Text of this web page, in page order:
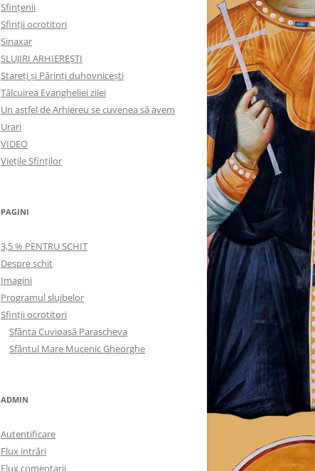
Sfințenii
Sfinții ocrotitori
Sinaxar
SLUJIRI ARHIEREȘTI
Stareți și Părinți duhovnicești
Tâlcuirea Evangheliei zilei
Un astfel de Arhiereu se cuvenea să avem
Urari
VIDEO
Viețile Sfinților
PAGINI
3,5 % PENTRU SCHIT
Despre schit
Imagini
Programul slujbelor
Sfinţii ocrotitori
Sfânta Cuvioasă Parascheva
Sfântul Mare Mucenic Gheorghe
ADMIN
Autentificare
Flux intrări
Flux comentarii